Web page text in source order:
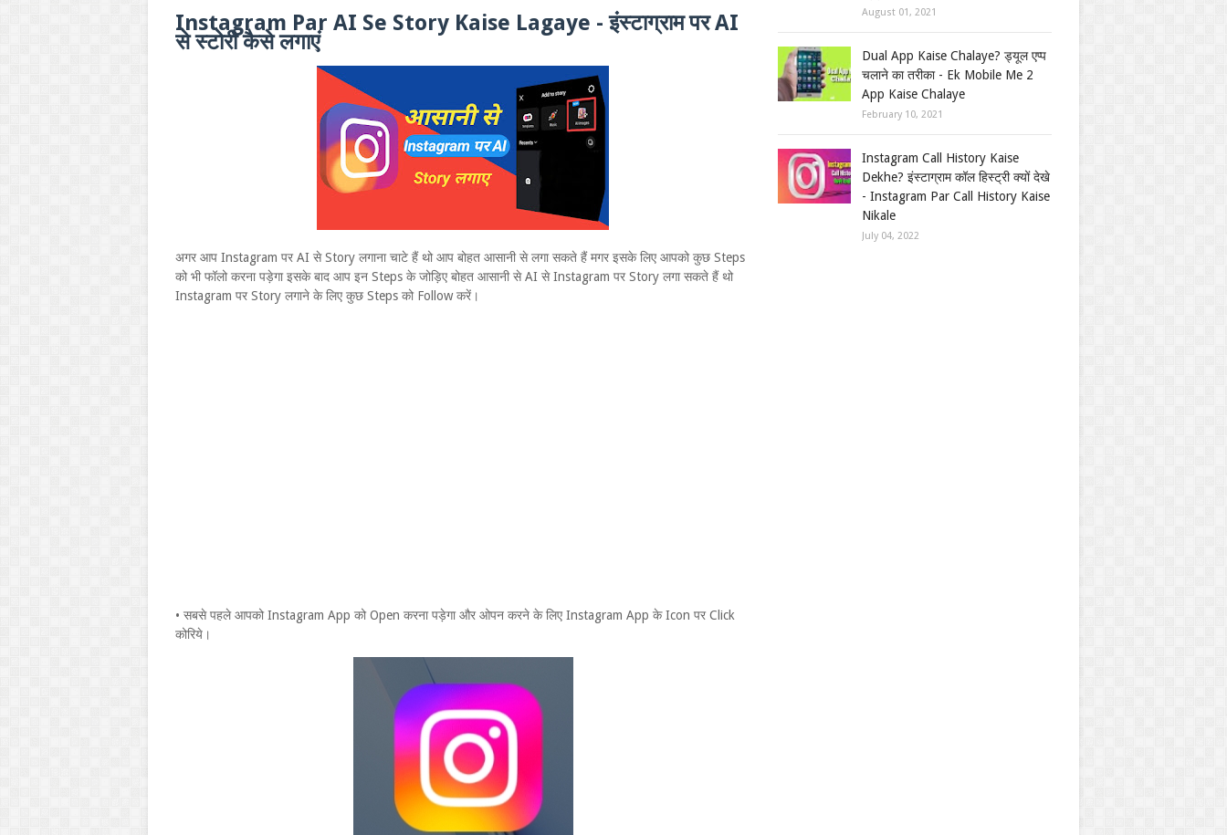
Instagram Par AI Se Story Kaise Lagaye - इंस्टाग्राम पर AI
से स्टोरी कैसे लगाएं
अगर आप Instagram पर AI से Story लगाना चाटे हैं थो आप बोहत आसानी से लगा सकते हैं मगर इसके लिए आपको कुछ Steps
को भी फॉलो करना पड़ेगा इसके बाद आप इन Steps के जोड़िए बोहत आसानी से AI से Instagram पर Story लगा सकते हैं थो
Instagram पर Story लगाने के लिए कुछ Steps को Follow करें।
• सबसे पहले आपको Instagram App को Open करना पड़ेगा और ओपन करने के लिए Instagram App के Icon पर Click
कोरिये।
August 01, 2021
Dual App Kaise Chalaye? ड्यूल एप्प
चलाने का तरीका - Ek Mobile Me 2
App Kaise Chalaye
February 10, 2021
Instagram Call History Kaise
Dekhe? इंस्टाग्राम कॉल हिस्ट्री क्यों देखे
- Instagram Par Call History Kaise
Nikale
July 04, 2022